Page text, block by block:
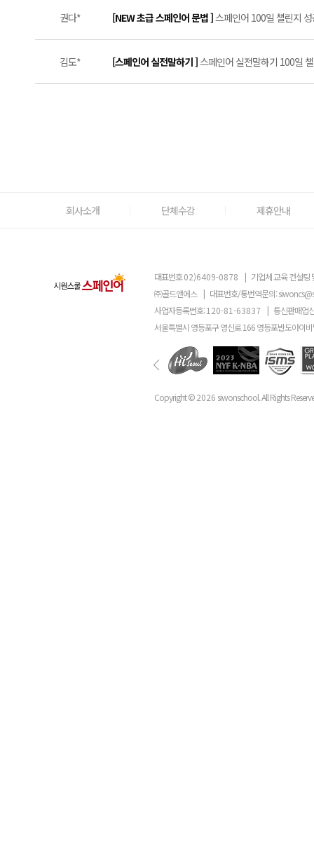
권다* [NEW 초급 스페인어 문법 ]스페인어 100일 챌린지
김도* [스페인어 실전말하기 ]스페인어 실전말하기 100일
회사소개 단체수강 제휴안내
대표번호02)6409-0878 | 기업체 교육 컨설팅
㈜골드앤에스 | 대표번호/통번역문의:
사업자등록번호:120-81-63837 | 통신판매업
서울특별시 영등포구 영신로 166 영등포반도아이
Copyright ©2026 siwonschool. All Rights